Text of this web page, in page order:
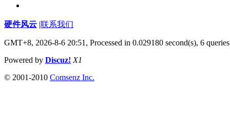
硬件风云 联系我们
GMT+8, 2026-8-6 20:51, Processed in 0.029180 second(s), 6 queries
Powered by Discuz! X1
© 2001-2010 Comsenz Inc.